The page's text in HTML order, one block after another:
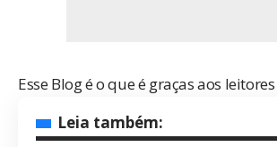
Esse Blog é o que é graças aos
Leia também: